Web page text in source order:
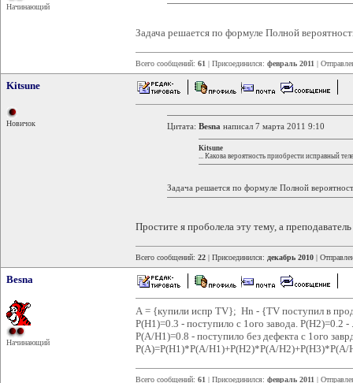
Начинающий
Задача решается по формуле Полной
Всего сообщений: 61 | Присоединился: февраль 2011 |
Kitsune
Новичок Цитата: Besna написал 7 марта 2011 9:10
Kitsune
... Какова вероятность приобрести исправный
Задача решается по формуле Полной
Простите я проболела эту тему, а
Всего сообщений: 22 | Присоединился: декабрь 2010 |
Besna
Начинающий
А = {купили испр TV}; Нn - {TV поступил в
Р(Н1)=0.3 - поступило с 1ого завода. Р(Н2)=0.2 -
Р(А/Н1)=0.8 - поступило без дефекта с 1ого
Р(А)=Р(Н1)*Р(А/Н1)+Р(Н2)*Р(А/Н2)+Р(Н3)*Р(А/
Всего сообщений: 61 | Присоединился: февраль 2011 |